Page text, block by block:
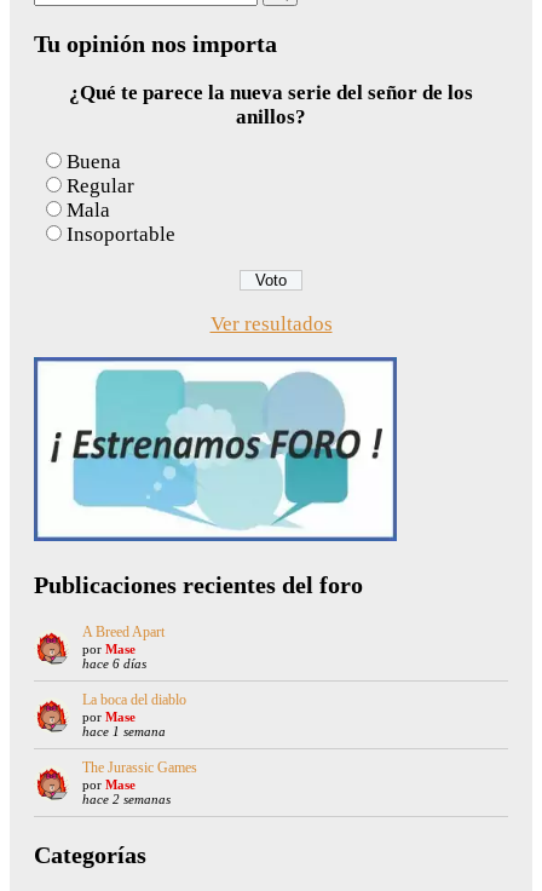
Tu opinión nos importa
¿Qué te parece la nueva serie del señor de los
anillos?
Buena
Regular
Mala
Insoportable
Ver resultados
Publicaciones recientes del foro
A Breed Apart
por Mase
hace 6 días
La boca del diablo
por Mase
hace 1 semana
The Jurassic Games
por Mase
hace 2 semanas
Categorías